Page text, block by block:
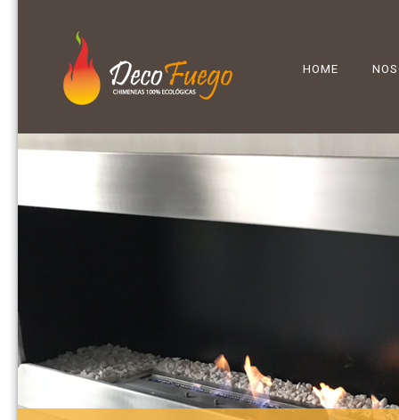
HOME